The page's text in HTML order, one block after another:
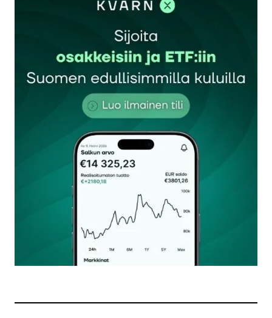
Sähköpostiosoitettasi ei julkaista.Pakolliset
kentät on merkitty*
Kommentti*
Nimesi tai nimimerkkisi
Sähköpostiosoitteesi
Tilaa SalkunRakentajan uutiskirje